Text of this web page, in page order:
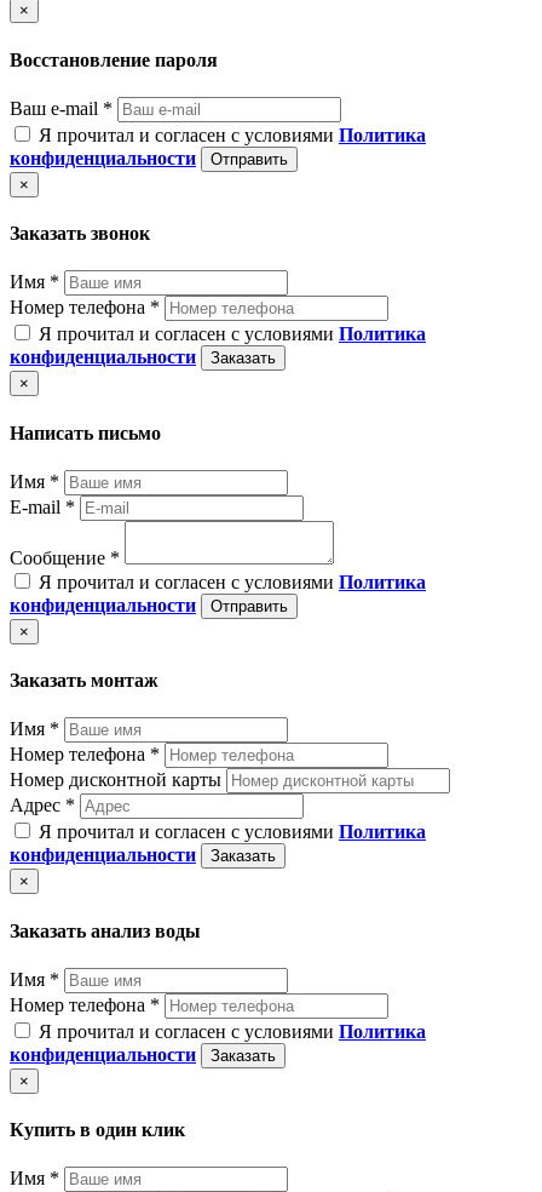
×
Восстановление пароля
Ваш e-mail *
Я прочитал и согласен с условиями Политика
конфиденциальности
Отправить
×
Заказать звонок
Имя *
Номер телефона *
Я прочитал и согласен с условиями Политика
конфиденциальности
Заказать
×
Написать письмо
Имя *
E-mail *
Сообщение *
Я прочитал и согласен с условиями Политика
конфиденциальности
Отправить
×
Заказать монтаж
Имя *
Номер телефона *
Номер дисконтной карты
Адрес *
Я прочитал и согласен с условиями Политика
конфиденциальности
Заказать
×
Заказать анализ воды
Имя *
Номер телефона *
Я прочитал и согласен с условиями Политика
конфиденциальности
Заказать
×
Купить в один клик
Имя *